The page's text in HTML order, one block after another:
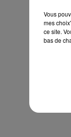
Vous
mes
ce site.
bas de